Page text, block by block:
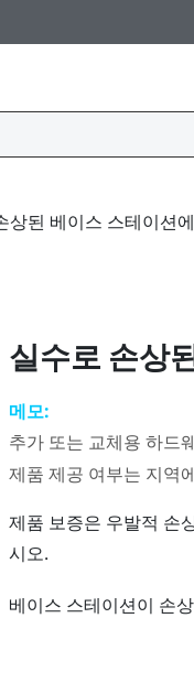
상된 베이스 스테이션
실수로 손상
메모:
추가 또는 교체용 하드
제품 제공 여부는 지역
제품 보증은 우발적 손
시오.
베이스 스테이션이 손